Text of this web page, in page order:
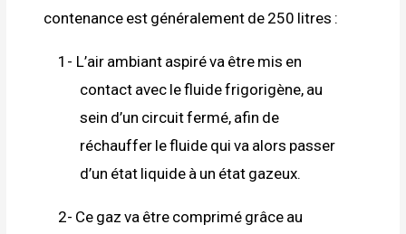
contenance est généralement de 250 litres :
1- L’air ambiant aspiré va être mis en
contact avec le fluide frigorigène, au
sein d’un circuit fermé, afin de
réchaufferle fluide qui va alors passer
d’un état liquide à un état gazeux.
2- Ce gaz va être comprimé grâce au